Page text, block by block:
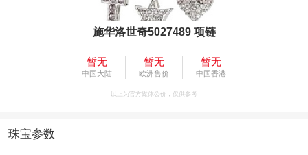
施华洛世奇5027489 项链
暂无
中国大陆
暂无
欧洲售价
暂无
中国香港
以上为官方媒体公价，仅供参考
珠宝参数